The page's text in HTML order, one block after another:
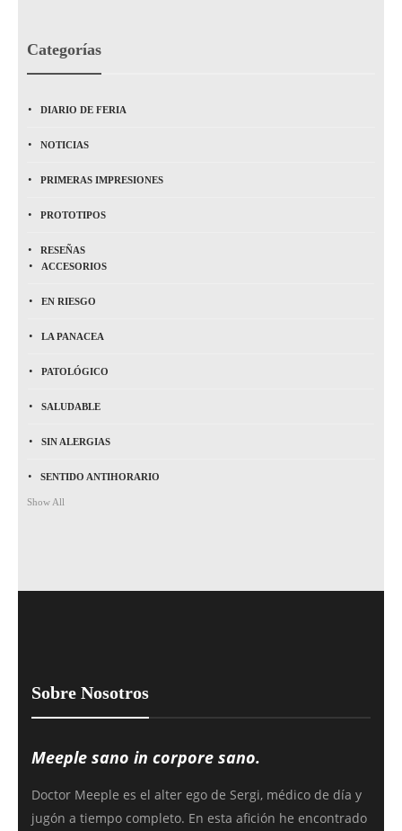
Categorías
DIARIO DE FERIA
NOTICIAS
PRIMERAS IMPRESIONES
PROTOTIPOS
RESEÑAS
ACCESORIOS
EN RIESGO
LA PANACEA
PATOLÓGICO
SALUDABLE
SIN ALERGIAS
SENTIDO ANTIHORARIO
Show All
Sobre Nosotros
Meeple sano in corpore sano.
Doctor Meeple es el alter ego de Sergi, médico de día y
jugón a tiempo completo. En esta afición he encontrado